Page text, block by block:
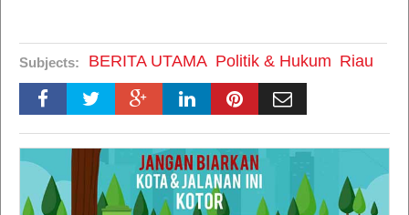
Subjects: BERITA UTAMA Politik & Hukum Riau